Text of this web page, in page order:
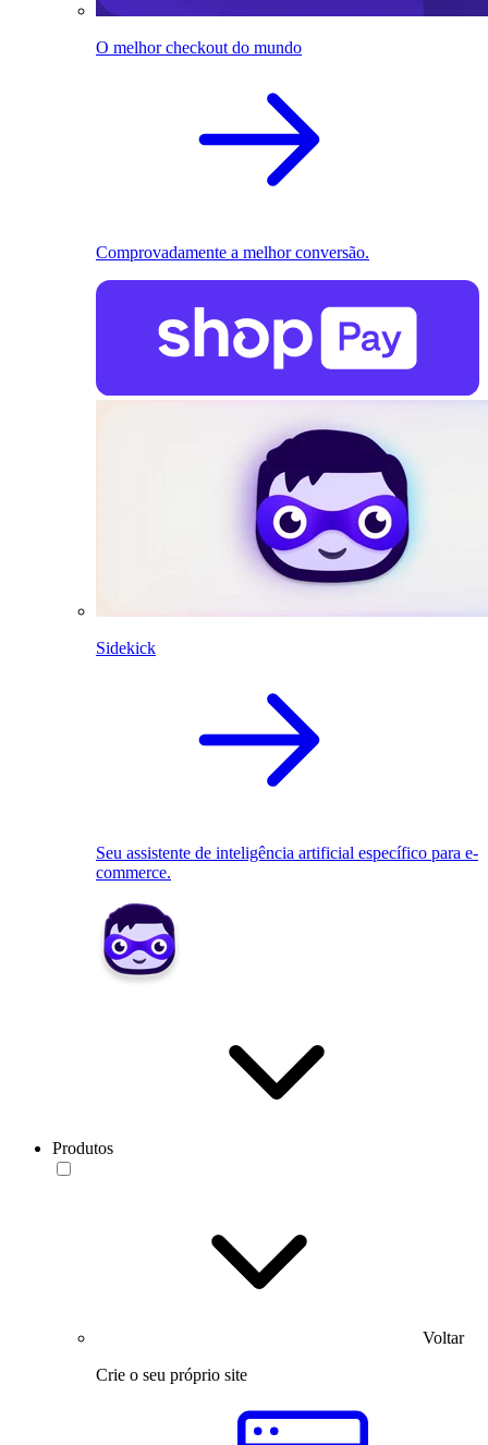
O melhor checkout do mundo
Comprovadamente a melhor conversão.
Sidekick
Seu assistente de inteligência artificial específico para e-
commerce.
Produtos
Voltar
Crie o seu próprio site